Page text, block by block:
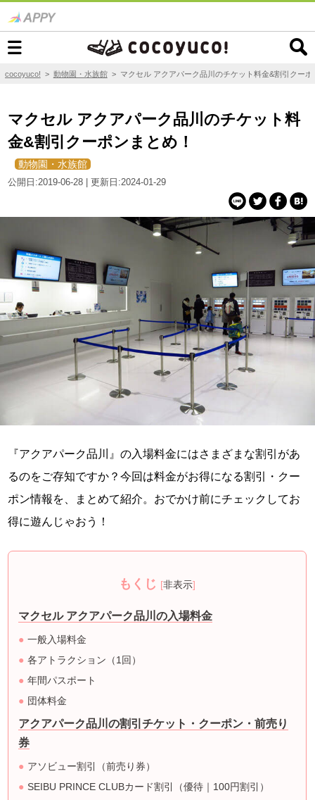
cocoyuco! > 動物園・水族館> マクセル アクアパーク品川のチケット料金&割引クーポ
マクセル アクアパーク品川のチケット料
金&割引クーポンまとめ！
動物園・水族館
公開日:2019-06-28 | 更新日:2024-01-29
『アクアパーク品川』の入場料金にはさまざまな割引があ
るのをご存知ですか？今回は料金がお得になる割引・クー
ポン情報を、まとめて紹介。おでかけ前にチェックしてお
得に遊んじゃおう！
もくじ [非表示]
マクセル アクアパーク品川の入場料金
一般入場料金
各アトラクション（1回）
年間パスポート
団体料金
アクアパーク品川の割引チケット・クーポン・前売り
券
アソビュー割引（前売り券）
SEIBU PRINCE CLUBカード割引（優待｜100円割引）